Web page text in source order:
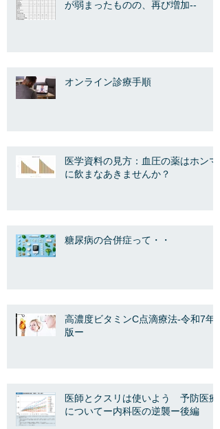
が弱まったものの、再び増加--
オンライン診療手順
医学資料の見方：血圧の薬はホンマ
に飲まなあきませんか？
糖尿病の合併症って・・
高濃度ビタミンC点滴療法-令和7年
版ー
医師とクスリは使いよう 予防医療
についてー内科医の逆襲ー後編